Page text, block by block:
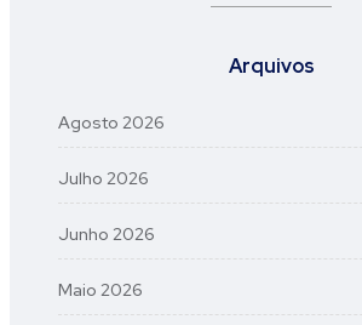
Arquivos
Agosto 2026
Julho 2026
Junho 2026
Maio 2026